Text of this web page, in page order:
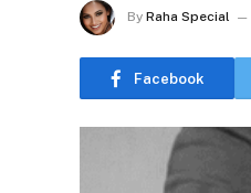
By Raha Special
Facebook